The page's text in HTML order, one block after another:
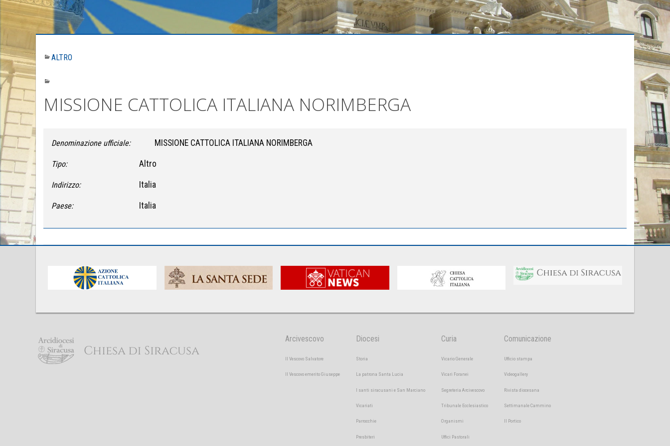
ALTRO
MISSIONE CATTOLICA ITALIANA NORIMBERGA
Denominazione ufficiale: MISSIONE CATTOLICA ITALIANA NORIMBERGA
Tipo: Altro
Indirizzo: Italia
Paese: Italia
Arcivescovo
Il Vescovo Salvatore
Il Vescovo emerito Giuseppe
Diocesi
Storia
La patrona Santa Lucia
I santi siracusani e San Marciano
Vicariati
Parrocchie
Presbiteri
Curia
Vicario Generale
Vicari Foranei
Segreteria Arcivescovo
Tribunale Ecclesiastico
Organismi
Uffici Pastorali
Comunicazione
Ufficio stampa
Videogallery
Rivista diocesana
Settimanale Cammino
Il Portico